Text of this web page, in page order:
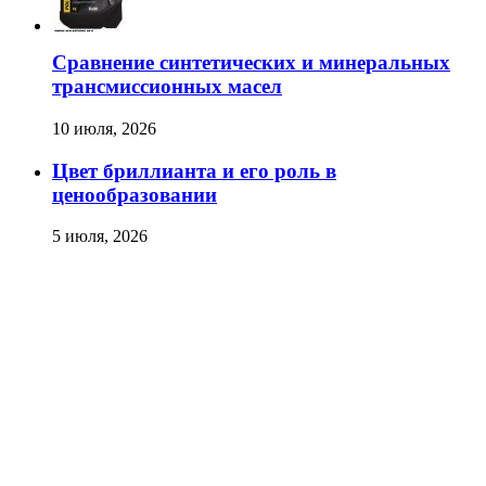
Сравнение синтетических и минеральных
трансмиссионных масел
10 июля, 2026
Цвет бриллианта и его роль в
ценообразовании
5 июля, 2026